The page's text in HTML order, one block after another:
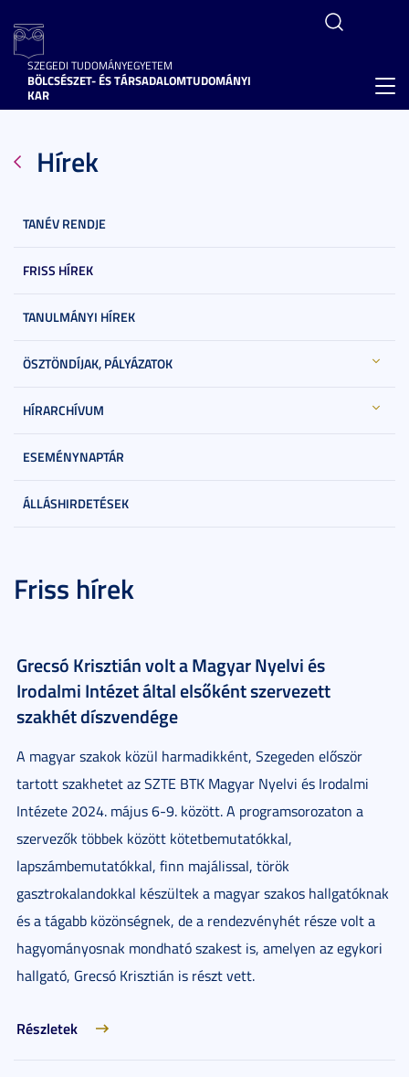
SZEGEDI TUDOMÁNYEGYETEM
BÖLCSÉSZET- ÉS TÁRSADALOMTUDOMÁNYI
KAR
Hírek
TANÉV RENDJE
FRISS HÍREK
TANULMÁNYI HÍREK
ÖSZTÖNDÍJAK, PÁLYÁZATOK
HÍRARCHÍVUM
ESEMÉNYNAPTÁR
ÁLLÁSHIRDETÉSEK
Friss hírek
Grecsó Krisztián volt a Magyar Nyelvi és
Irodalmi Intézet által elsőként szervezett
szakhét díszvendége
A magyar szakok közül harmadikként, Szegeden először
tartott szakhetet az SZTE BTK Magyar Nyelvi és Irodalmi
Intézete 2024. május 6-9. között. A programsorozaton a
szervezők többek között kötetbemutatókkal,
lapszámbemutatókkal, finn majálissal, török
gasztrokalandokkal készültek a magyar szakos hallgatóknak
és a tágabb közönségnek, de a rendezvényhét része volt a
hagyományosnak mondható szakest is, amelyen az egykori
hallgató, Grecsó Krisztián is részt vett.
Részletek